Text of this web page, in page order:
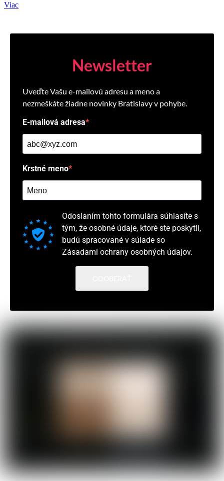
Viac
Newsletter
Uveďte Vašu e-mailovú adresu a meno a
nezmeškáte žiadne novinky Bratislavy v pohybe.
E-mailová adresa
Krstné meno
Odoslaním tohto formulára súhlasíte s
tým, že osobné údaje, ktoré ste poskytli,
budú spracované v súlade so
Zásadami ochrany osobných údajov.